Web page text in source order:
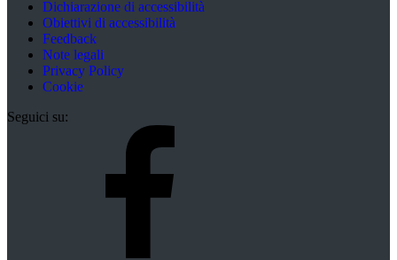
Dichiarazione di accessibilità
Obiettivi di accessibilità
Feedback
Note legali
Privacy Policy
Cookie
Seguici su: